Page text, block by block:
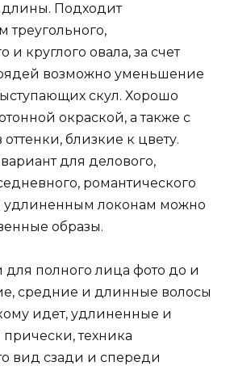
Подходит
треугольного,
круглого овала, за счет
возможно уменьшение
скул. Хорошо
окраской, а также с
близкие к цвету.
для делового,
романтического
удлиненным локонам можно
образы.